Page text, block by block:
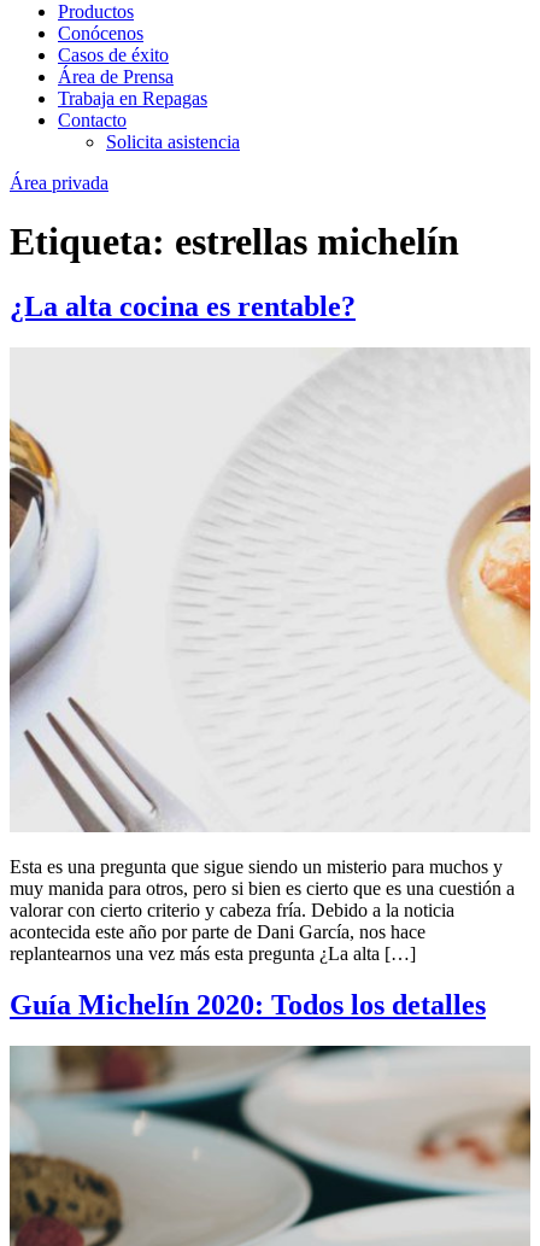
Productos
Conócenos
Casos de éxito
Área de Prensa
Trabaja en Repagas
Contacto
Solicita asistencia
Área privada
Etiqueta: estrellas michelín
¿La alta cocina es rentable?
Esta es una pregunta que sigue siendo un misterio para muchos y
muy manida para otros, pero si bien es cierto que es una cuestión a
valorar con cierto criterio y cabeza fría. Debido a la noticia
acontecida este año por parte de Dani García, nos hace
replantearnos una vez más esta pregunta ¿La alta […]
Guía Michelín 2020: Todos los detalles